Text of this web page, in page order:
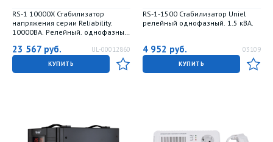
RS-1 10000X Стабилизатор
напряжения серии Reliability.
10000ВА. Релейный. однофазный.
23 567 руб. UL-00012860
КУПИТЬ
RS-1-1500 Стабилизатор Uniel
релейный однофазный. 1.5 кВА.
4 952 руб. 03109
КУПИТЬ